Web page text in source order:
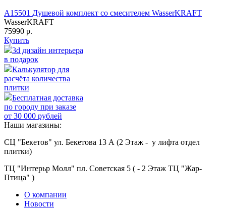
A15501 Душевой комплект со смесителем WasserKRAFT
WasserKRAFT
75990 р.
Купить
3d дизайн интерьера
в подарок
Калькулятор для
расчёта количества
плитки
Бесплатная доставка
по городу при заказе
от 30 000 рублей
Наши магазины:
СЦ "Бекетов" ул. Бекетова 13 А (2 Этаж - у лифта отдел
плитки)
ТЦ "Интерьр Молл" пл. Советская 5 ( - 2 Этаж ТЦ "Жар-
Птица" )
О компании
Новости